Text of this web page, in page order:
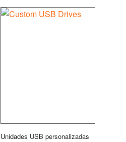
por ejemplo
Unidades USB personalizadas